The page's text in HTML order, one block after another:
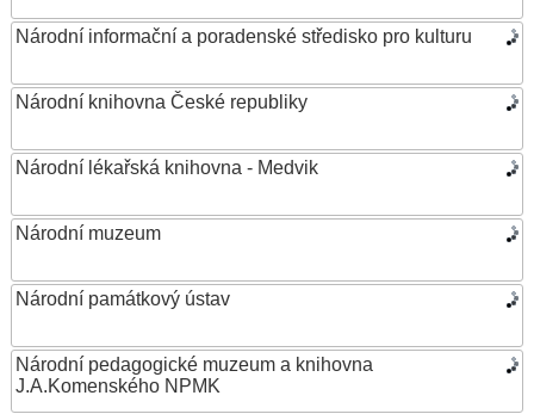
Národní informační a poradenské středisko pro kulturu
Národní knihovna České republiky
Národní lékařská knihovna - Medvik
Národní muzeum
Národní památkový ústav
Národní pedagogické muzeum a knihovna
J.A.Komenského NPMK